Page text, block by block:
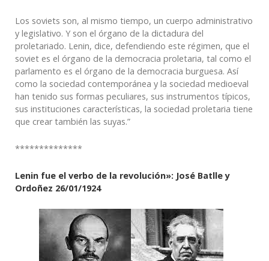
Los soviets son, al mismo tiempo, un cuerpo administrativo
y legislativo. Y son el órgano de la dictadura del
proletariado. Lenin, dice, defendiendo este régimen, que el
soviet es el órgano de la democracia proletaria, tal como el
parlamento es el órgano de la democracia burguesa. Así
como la sociedad contemporánea y la sociedad medioeval
han tenido sus formas peculiares, sus instrumentos típicos,
sus instituciones características, la sociedad proletaria tiene
que crear también las suyas.”
**************
Lenin fue el verbo de la revolución»: José Batlle y
Ordoñez 26/01/1924